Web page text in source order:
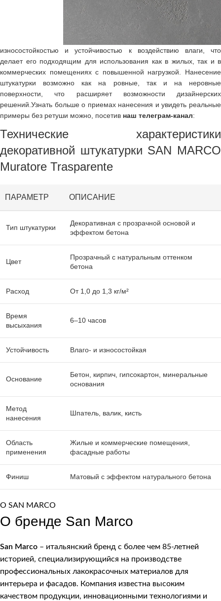
износостойкостью и устойчивостью к воздействию влаги, что
делает его подходящим для использования как в жилых, так и в
коммерческих помещениях с повышенной нагрузкой. Нанесение
штукатурки возможно как на ровные, так и на неровные
поверхности, что расширяет возможности дизайнерских
решений.Узнать больше о приемах нанесения и увидеть реальные
примеры без ретуши можно, посетив наш телеграм-канал:
Технические характеристики
декоративной штукатурки SAN MARCO
Muratore Trasparente
ПАРАМЕТР ОПИСАНИЕ
Тип штукатурки
Декоративная с прозрачной основой и
эффектом бетона
Цвет
Прозрачный с натуральным оттенком
бетона
Расход От 1,0 до 1,3 кг/м²
Время
высыхания
6–10 часов
Устойчивость Влаго- и износостойкая
Основание
Бетон, кирпич, гипсокартон, минеральные
основания
Метод
нанесения
Шпатель, валик, кисть
Область
применения
Жилые и коммерческие помещения,
фасадные работы
Финиш Матовый с эффектом натурального бетона
О SAN MARCO
О бренде San Marco
San Marco – итальянский бренд с более чем 85-летней
историей, специализирующийся на производстве
профессиональных лакокрасочных материалов для
интерьера и фасадов. Компания известна высоким
качеством продукции, инновационными технологиями и